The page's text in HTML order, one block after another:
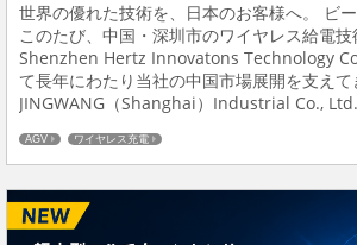
世界の優れた技術を、日本のお客様へ。 ビ
このたび、中国・深圳市のワイヤレス給電技
Shenzhen Hertz Innovatons Technology
て長年にわたり当社の中国市場展開を支えて
JINGWANG（Shanghai）Industrial Co.,
AGV ワイヤレス充電